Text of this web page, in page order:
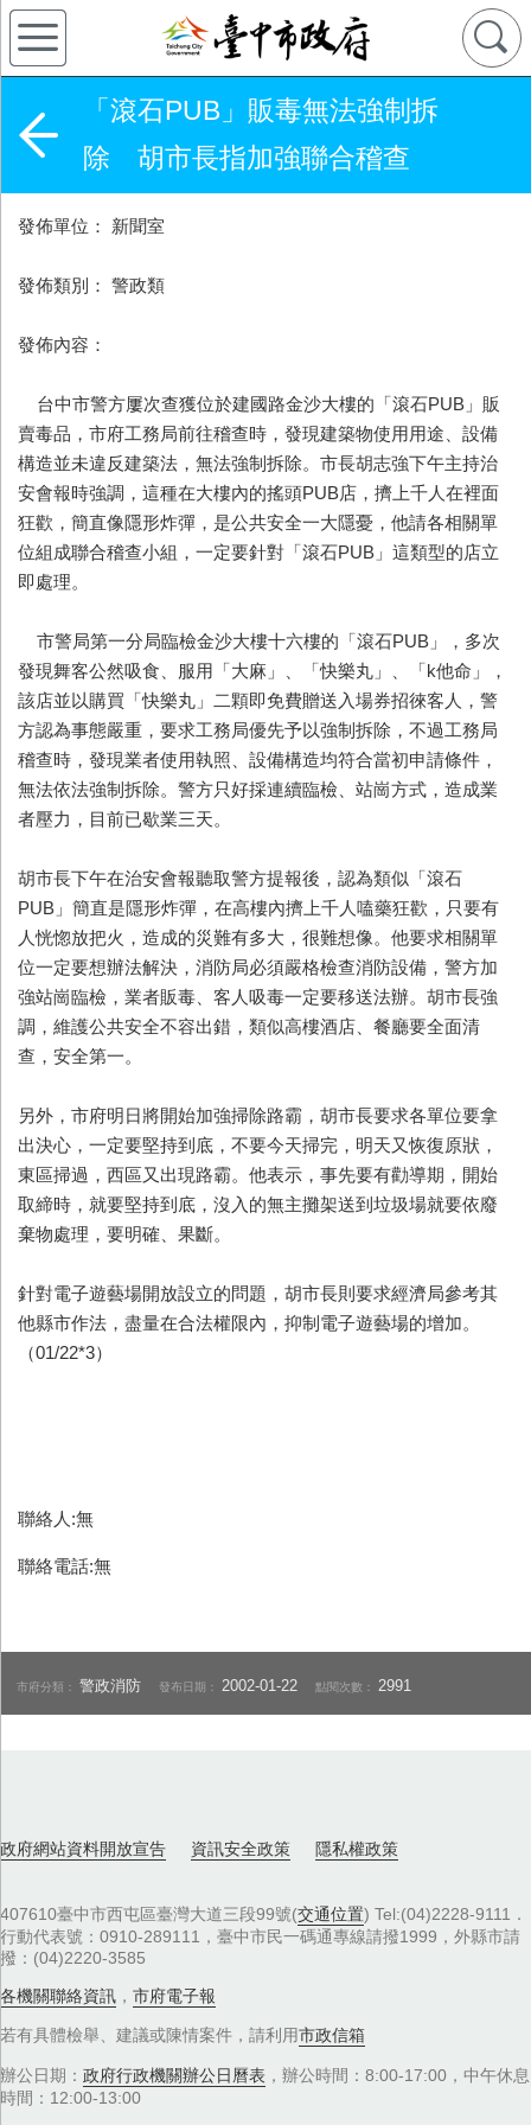
「滾石PUB」販毒無法強制拆
除 胡市長指加強聯合稽查
發佈單位： 新聞室
發佈類別： 警政類
發佈內容：
台中市警方屢次查獲位於建國路金沙大樓的「滾石PUB」販
賣毒品，市府工務局前往稽查時，發現建築物使用用途、設備
構造並未違反建築法，無法強制拆除。市長胡志強下午主持治
安會報時強調，這種在大樓內的搖頭PUB店，擠上千人在裡面
狂歡，簡直像隱形炸彈，是公共安全一大隱憂，他請各相關單
位組成聯合稽查小組，一定要針對「滾石PUB」這類型的店立
即處理。
市警局第一分局臨檢金沙大樓十六樓的「滾石PUB」，多次
發現舞客公然吸食、服用「大麻」、「快樂丸」、「k他命」，
該店並以購買「快樂丸」二顆即免費贈送入場券招徠客人，警
方認為事態嚴重，要求工務局優先予以強制拆除，不過工務局
稽查時，發現業者使用執照、設備構造均符合當初申請條件，
無法依法強制拆除。警方只好採連續臨檢、站崗方式，造成業
者壓力，目前已歇業三天。
胡市長下午在治安會報聽取警方提報後，認為類似「滾石
PUB」簡直是隱形炸彈，在高樓內擠上千人嗑藥狂歡，只要有
人恍惚放把火，造成的災難有多大，很難想像。他要求相關單
位一定要想辦法解決，消防局必須嚴格檢查消防設備，警方加
強站崗臨檢，業者販毒、客人吸毒一定要移送法辦。胡市長強
調，維護公共安全不容出錯，類似高樓酒店、餐廳要全面清
查，安全第一。
另外，市府明日將開始加強掃除路霸，胡市長要求各單位要拿
出決心，一定要堅持到底，不要今天掃完，明天又恢復原狀，
東區掃過，西區又出現路霸。他表示，事先要有勸導期，開始
取締時，就要堅持到底，沒入的無主攤架送到垃圾場就要依廢
棄物處理，要明確、果斷。
針對電子遊藝場開放設立的問題，胡市長則要求經濟局參考其
他縣市作法，盡量在合法權限內，抑制電子遊藝場的增加。
（01/22*3）
聯絡人:無
聯絡電話:無
市府分類：警政消防 發布日期： 2002-01-22 點閱次數： 2991
政府網站資料開放宣告 資訊安全政策 隱私權政策
407610臺中市西屯區臺灣大道三段99號(交通位置) Tel:(04)2228-9111．
行動代表號：0910-289111，臺中市民一碼通專線請撥1999，外縣市請
撥：(04)2220-3585
各機關聯絡資訊 ， 市府電子報
若有具體檢舉、建議或陳情案件，請利用市政信箱
辦公日期： 政府行政機關辦公日曆表 ，辦公時間：8:00-17:00，中午休息
時間：12:00-13:00